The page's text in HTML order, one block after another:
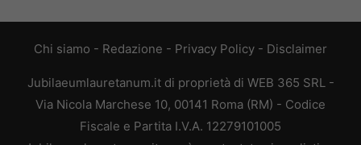
Chi siamo - Redazione - Privacy Policy - Disclaimer
Jubilaeumlauretanum.it di proprietà di WEB 365 SRL -
Via Nicola Marchese 10, 00141 Roma (RM) - Codice
Fiscale e Partita I.V.A. 12279101005